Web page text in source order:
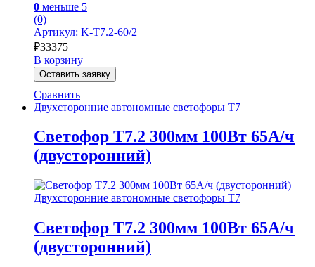
0 меньше 5
(0)
Артикул: K-Т7.2-60/2
₽33375
В корзину
Оставить заявку
Сравнить
Двухсторонние автономные светофоры Т7
Светофор Т7.2 300мм 100Вт 65А/ч
(двусторонний)
Двухсторонние автономные светофоры Т7
Светофор Т7.2 300мм 100Вт 65А/ч
(двусторонний)